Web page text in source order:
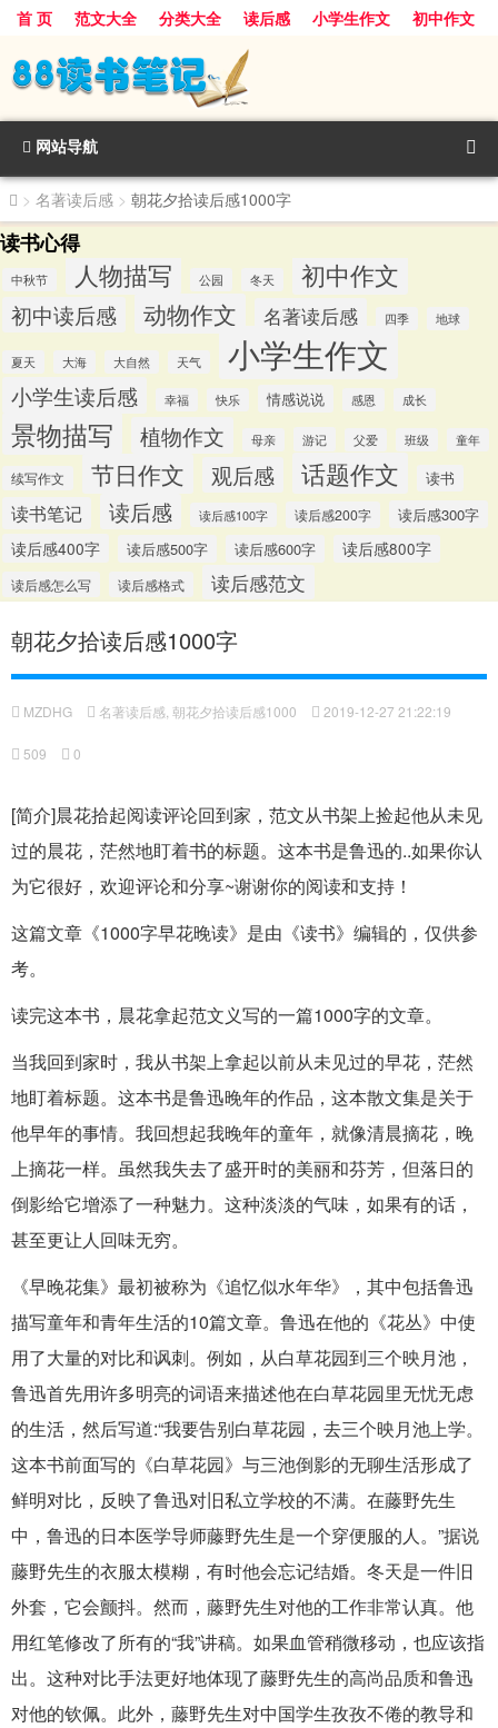
首 页 范文大全 分类大全 读后感 小学生作文
初中作文
景物描写
话题作文 人物描写
节日作文
网站导航
> 名著读后感 > 朝花夕拾读后感1000字
读书心得
中秋节 人物描写 公园 冬天 初中作文
初中读后感 动物作文 名著读后感 四季 地球
夏天 大海 大自然 天气 小学生作文
小学生读后感 幸福 快乐 情感说说 感恩 成长
景物描写 植物作文 母亲 游记 父爱 班级 童年
续写作文 节日作文 观后感 话题作文 读书
读书笔记 读后感 读后感100字 读后感200字 读后感300字
读后感400字 读后感500字 读后感600字 读后感800字
读后感怎么写 读后感格式 读后感范文
朝花夕拾读后感1000字
MZDHG 名著读后感 朝花夕拾读后感1000 2019-12-27 21:22:19
509 0
[简介]晨花拾起阅读评论回到家，范文从书架上捡起他从未见
过的晨花，茫然地盯着书的标题。这本书是鲁迅的..如果你认
为它很好，欢迎评论和分享~谢谢你的阅读和支持！
这篇文章《1000字早花晚读》是由《读书》编辑的，仅供参
考。
读完这本书，晨花拿起范文义写的一篇1000字的文章。
当我回到家时，我从书架上拿起以前从未见过的早花，茫然
地盯着标题。这本书是鲁迅晚年的作品，这本散文集是关于
他早年的事情。我回想起我晚年的童年，就像清晨摘花，晚
上摘花一样。虽然我失去了盛开时的美丽和芬芳，但落日的
倒影给它增添了一种魅力。这种淡淡的气味，如果有的话，
甚至更让人回味无穷。
《早晚花集》最初被称为《追忆似水年华》，其中包括鲁迅
描写童年和青年生活的10篇文章。鲁迅在他的《花丛》中使
用了大量的对比和讽刺。例如，从白草花园到三个映月池，
鲁迅首先用许多明亮的词语来描述他在白草花园里无忧无虑
的生活，然后写道:“我要告别白草花园，去三个映月池上学。
这本书前面写的《白草花园》与三池倒影的无聊生活形成了
鲜明对比，反映了鲁迅对旧私立学校的不满。在藤野先生
中，鲁迅的日本医学导师藤野先生是一个穿便服的人。”据说
藤野先生的衣服太模糊，有时他会忘记结婚。冬天是一件旧
外套，它会颤抖。然而，藤野先生对他的工作非常认真。他
用红笔修改了所有的“我”讲稿。如果血管稍微移动，也应该指
出。这种对比手法更好地体现了藤野先生的高尚品质和鲁迅
对他的钦佩。此外，藤野先生对中国学生孜孜不倦的教导和